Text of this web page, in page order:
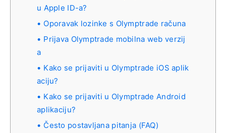
u Apple ID-a?
Oporavak lozinke s Olymptrade računa
Prijava Olymptrade mobilna web verzij
a
Kako se prijaviti u Olymptrade iOS aplik
aciju?
Kako se prijaviti u Olymptrade Android
aplikaciju?
Često postavljana pitanja (FAQ)